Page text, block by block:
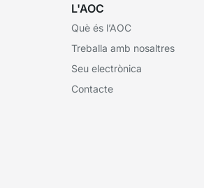
L'AOC
Què és l’AOC
Treballa amb nosaltres
Seu electrònica
Contacte